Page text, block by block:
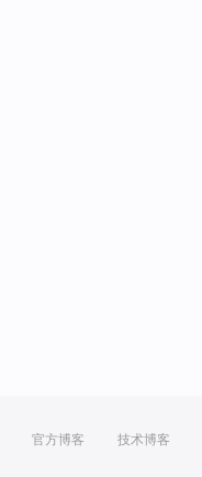
官方博客 技术博客